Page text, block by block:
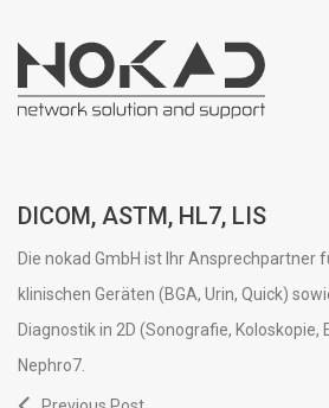
DICOM, ASTM, HL7, LIS
Die nokad GmbH ist Ihr Ansprechpartner
klinischen Geräten (BGA, Urin, Quick)
Diagnostik in 2D (Sonografie, Koloskopie,
Nephro7.